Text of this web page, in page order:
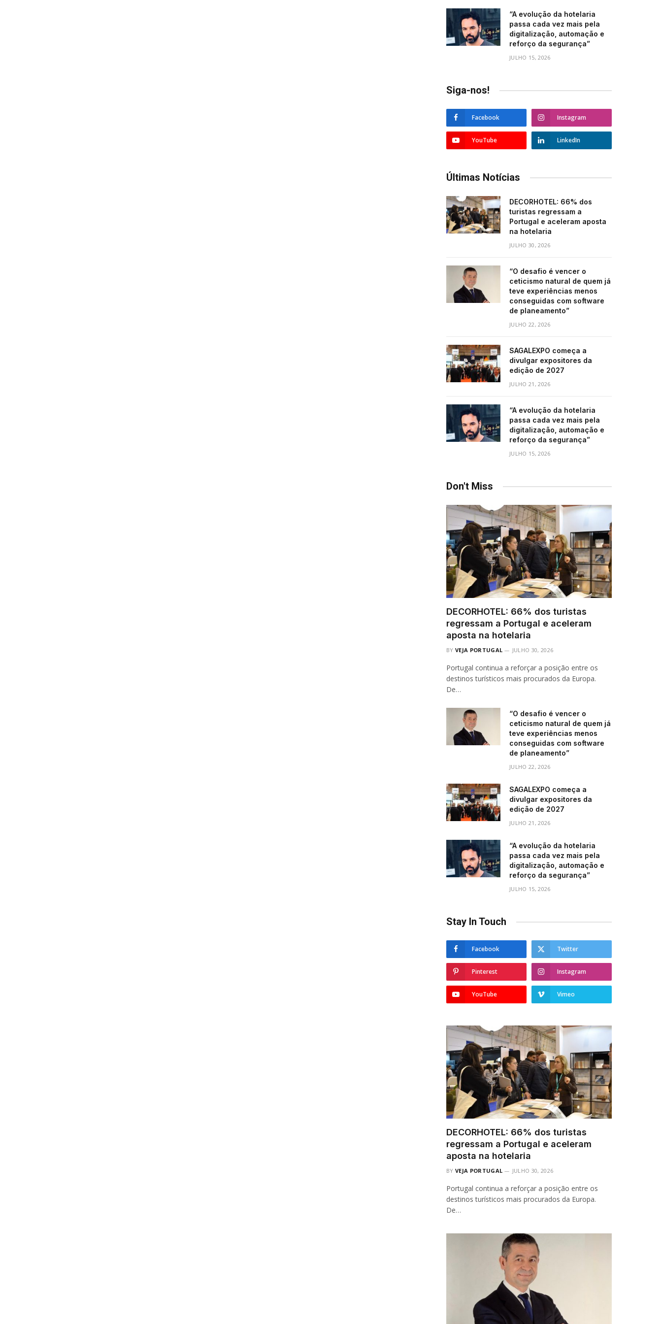
“A evolução da hotelaria
passa cada vez mais pela
digitalização, automação e
reforço da segurança”
JULHO 15, 2026
Siga-nos!
Facebook Instagram
YouTube LinkedIn
Últimas Notícias
DECORHOTEL: 66% dos
turistas regressam a
Portugal e aceleram aposta
na hotelaria
JULHO 30, 2026
“O desafio é vencer o
ceticismo natural de quem já
teve experiências menos
conseguidas com software
de planeamento”
JULHO 22, 2026
SAGALEXPO começa a
divulgar expositores da
edição de 2027
JULHO 21, 2026
“A evolução da hotelaria
passa cada vez mais pela
digitalização, automação e
reforço da segurança”
JULHO 15, 2026
Don't Miss
DECORHOTEL: 66% dos turistas
regressam a Portugal e aceleram
aposta na hotelaria
BY VEJA PORTUGAL JULHO 30, 2026
Portugal continua a reforçar a posição entre os
destinos turísticos mais procurados da Europa.
De…
“O desafio é vencer o
ceticismo natural de quem já
teve experiências menos
conseguidas com software
de planeamento”
JULHO 22, 2026
SAGALEXPO começa a
divulgar expositores da
edição de 2027
JULHO 21, 2026
“A evolução da hotelaria
passa cada vez mais pela
digitalização, automação e
reforço da segurança”
JULHO 15, 2026
Stay In Touch
Facebook Twitter
Pinterest Instagram
YouTube Vimeo
DECORHOTEL: 66% dos turistas
regressam a Portugal e aceleram
aposta na hotelaria
BY VEJA PORTUGAL JULHO 30, 2026
Portugal continua a reforçar a posição entre os
destinos turísticos mais procurados da Europa.
De…